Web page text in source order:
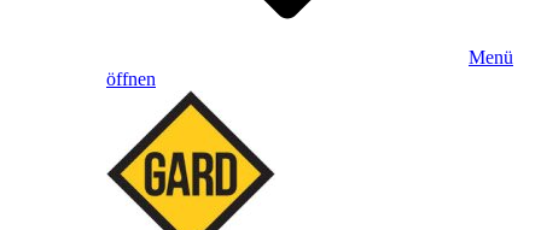
Menü
öffnen